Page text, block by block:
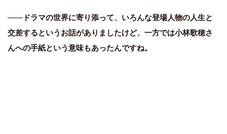
―― ドラマの世界に寄り添って、いろんな登場人物の人生と
交差するというお話がありましたけど、一方では小林歌穂さ
んへの手紙という意味もあったんですね。